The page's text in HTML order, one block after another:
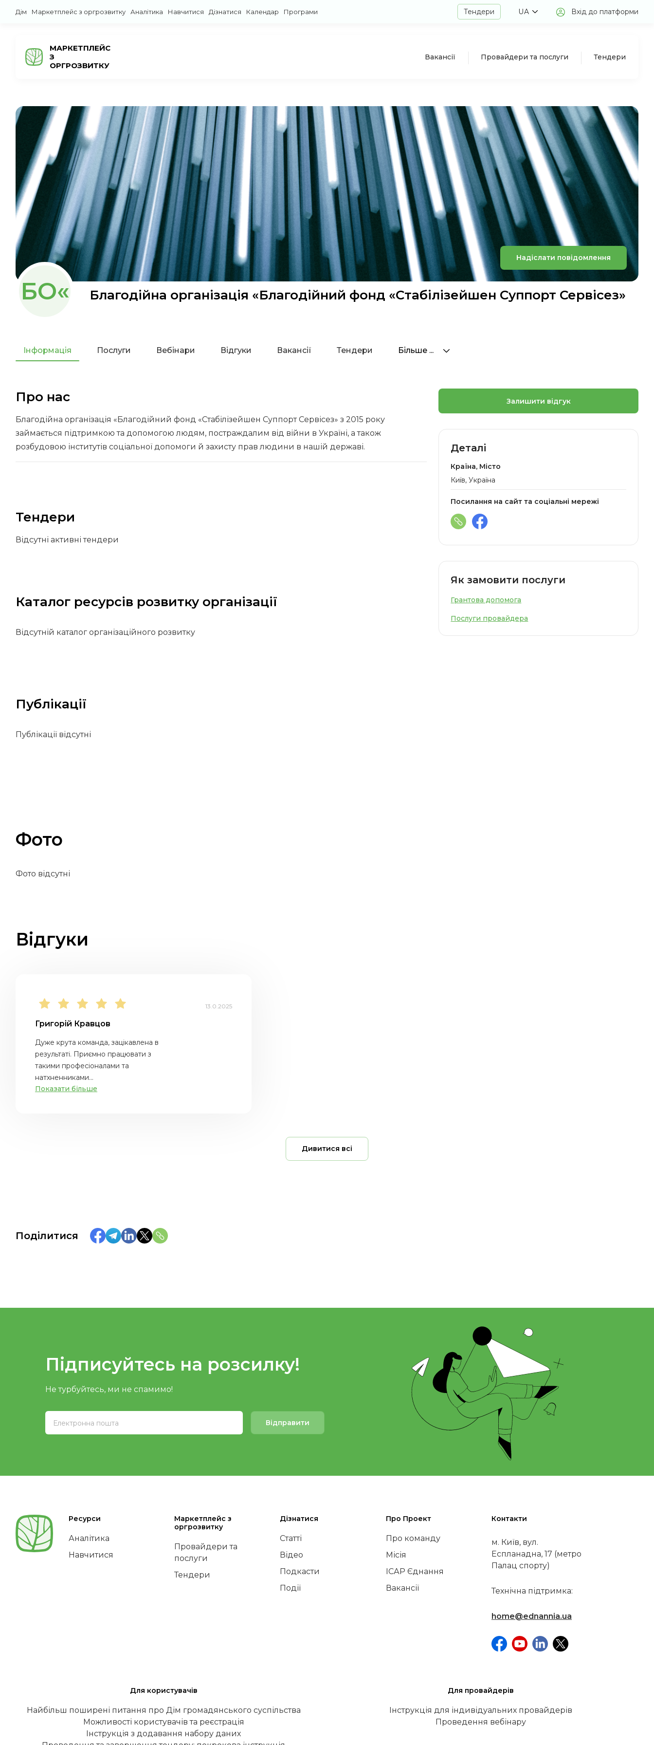
Дім Маркетплейс з оргрозвитку Аналітика Навчитися Дізнатися Календар Програми Тендери UA Вхід до платформи
МАРКЕТПЛЕЙС
З
ОРГРОЗВИТКУ
Вакансії Провайдери та послуги Тендери
Надіслати повідомлення
БО« Благодійна організація «Благодійний фонд «Стабілізейшен Суппорт Сервісез»
Інформація Послуги Вебінари Відгуки Вакансії Тендери Більше ...
Про нас
Благодійна організація «Благодійний фонд «Стабілізейшен Суппорт Сервісез» з 2015 року
займається підтримкою та допомогою людям, постраждалим від війни в Україні, а також
розбудовою інститутів соціальної допомоги й захисту прав людини в нашій державі.
Тендери
Відсутні активні тендери
Каталог ресурсів розвитку організації
Відсутній каталог організаційного розвитку
Публікації
Публікації відсутні
Залишити відгук
Деталі
Країна, Місто
Київ, Україна
Посилання на сайт та соціальні мережі
Як замовити послуги
Грантова допомога
Послуги провайдера
Фото
Фото відсутні
Відгуки
13.0.2025
Григорій Кравцов
Дуже крута команда, зацікавлена в
результаті. Приємно працювати з
такими професіоналами та
натхненниками...
Показати більше
Дивитися всі
Поділитися
Підписуйтесь на розсилку!
Не турбуйтесь, ми не спамимо!
Відправити
Ресурси
Аналітика
Навчитися
Маркетплейс з
оргрозвитку
Провайдери та
послуги
Тендери
Дізнатися
Статті
Відео
Подкасти
Події
Про Проект
Про команду
Місія
ІСАР Єднання
Вакансії
Контакти
м. Київ, вул.
Еспланадна, 17 (метро
Палац спорту)
Технічна підтримка:
home@ednannia.ua
Для користувачів
Найбільш поширені питання про Дім громадянського суспільства
Можливості користувачів та реєстрація
Інструкція з додавання набору даних
Для провайдерів
Інструкція для індивідуальних провайдерів
Проведення вебінару